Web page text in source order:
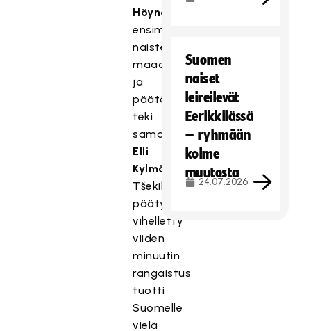
Höynälä
ensimmäisen
naisten
maaottelumaalinsa,
ja
päätösjaksolla
teki
saman
Elli
Kylmäluoma.
Tšekille
päätytuuppauksesta
vihelletty
viiden
minuutin
rangaistus
tuotti
Suomelle
vielä
Suomen
naiset
leireilevät
Eerikkilässä
– ryhmään
kolme
muutosta
24.07.2026